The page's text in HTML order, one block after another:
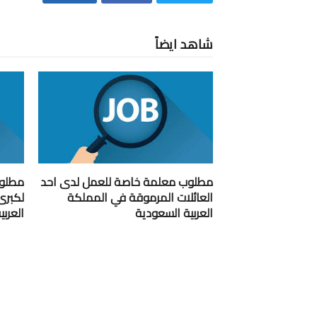
شاهد ايضاً
مطلوب معلمة خاصة للعمل لدى احد
العائلات المرموقة في المملكة
العربية السعودية